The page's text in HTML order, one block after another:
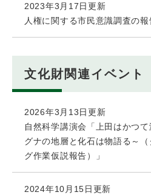
2023年3月17日更新
人権に関する市民意識調査の報
文化財関連イベント
2026年3月13日更新
自然科学講演会「上田はかつ
グナの地層と化石は物語る～
グ作業仮説報告）」
2024年10月15日更新